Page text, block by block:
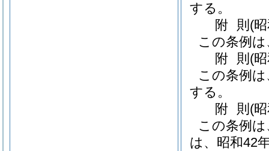
する。
附 則 (
この条例
附 則 (
この条例
する。
附 則 (
この条例
は、昭和42